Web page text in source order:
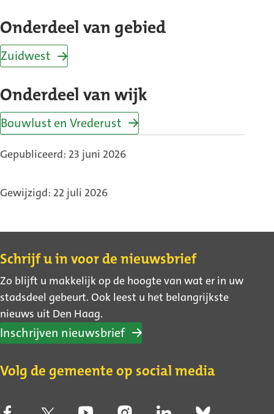
Onderdeel van gebied
Zuidwest
Onderdeel van wijk
Bouwlust en Vrederust
Gepubliceerd: 23 juni 2026
Gewijzigd: 22 juli 2026
Contact
Schrijf u in voor de nieuwsbrief
Zo blijft u makkelijk op de hoogte van wat er in uw
stadsdeel gebeurt. Ook leest u het belangrijkste
nieuws uit Den Haag.
Inschrijven nieuwsbrief
Volg de gemeente op social media